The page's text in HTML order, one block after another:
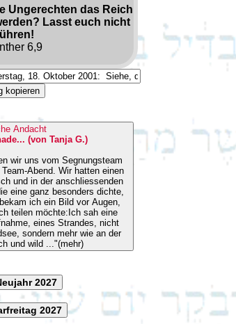
Ungerechten das Reich
Lasst euch nicht
6,9
kopieren
Andacht
(von Tanja G.)
wir uns vom Segnungsteam
Wir hatten einen
und in der anschliessenden
eine ganz besonders dichte,
ich ein Bild vor Augen,
teilen möchte:Ich sah eine
eines Strandes, nicht
sondern mehr wie an der
und wild ..."(mehr)
2027
2027